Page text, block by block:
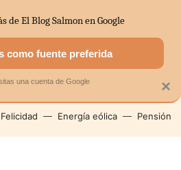
DOMÉSTICA MERCADOS
Felicidad Energía eólica Pensión
×
de El Blog Salmon en Google
como fuente preferida
una cuenta de Google